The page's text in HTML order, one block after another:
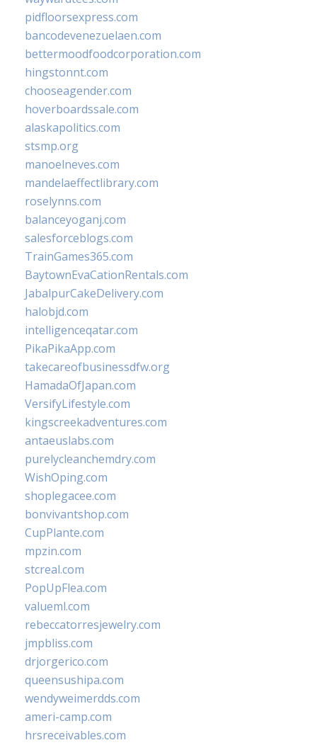
pidfloorsexpress.com
bancodevenezuelaen.com
bettermoodfoodcorporation.com
hingstonnt.com
chooseagender.com
hoverboardssale.com
alaskapolitics.com
stsmp.org
manoelneves.com
mandelaeffectlibrary.com
roselynns.com
balanceyoganj.com
salesforceblogs.com
TrainGames365.com
BaytownEvaCationRentals.com
JabalpurCakeDelivery.com
halobjd.com
intelligenceqatar.com
PikaPikaApp.com
takecareofbusinessdfw.org
HamadaOfJapan.com
VersifyLifestyle.com
kingscreekadventures.com
antaeuslabs.com
purelycleanchemdry.com
WishOping.com
shoplegacee.com
bonvivantshop.com
CupPlante.com
mpzin.com
stcreal.com
PopUpFlea.com
valueml.com
rebeccatorresjewelry.com
jmpbliss.com
drjorgerico.com
queensushipa.com
wendyweimerdds.com
ameri-camp.com
hrsreceivables.com